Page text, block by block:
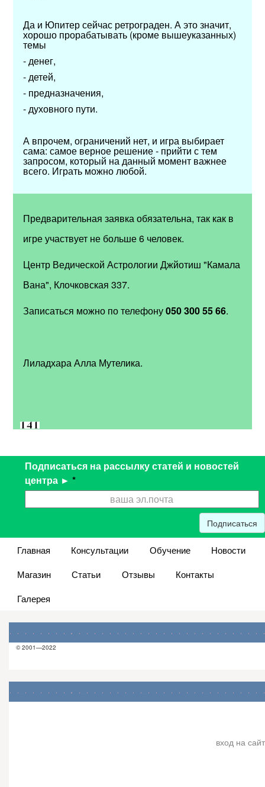
Да и Юпитер сейчас ретрограден. А это значит,
хорошо прорабатывать (кроме вышеуказанных)
темы
- денег,
- детей,
- предназначения,
- духовного пути.
А впрочем, ограничений нет, и игра выбирает
сама: самое верное решение - прийти с тем
запросом, который на данный момент важнее
всего. Играть можно любой.
Предварительная заявка обязательна, так как в
игре участвует не больше 6 человек.
Центр Ведической Астрологии Джйотиш "Камала
Вана", Клочковская 337.
Записаться можно по телефону050 300 55 66.
Лиладхара Алла Мутелика.
Подписаться на рассылку статей и новостей
центра ► *
Подписаться
Главная Консультации Обучение
Новости
Магазин
Статьи Отзывы
Контакты
Галерея
© 2001—2022
вход на сайт